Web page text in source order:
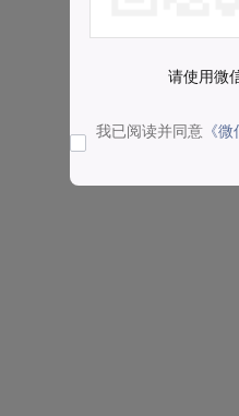
请使用微
我已阅读并同意 《